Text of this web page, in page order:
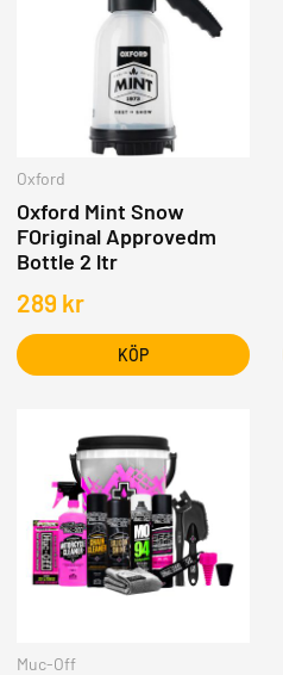
Oxford
Oxford Mint Snow
FOriginal Approvedm
Bottle 2 ltr
289 kr
KÖP
Muc-Off